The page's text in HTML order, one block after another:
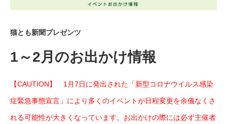
猫とも新聞プレゼンツ
1～2月のお出かけ情報
【CAUTION】 1月7日に発出された「新型コロナウイルス感染
症緊急事態宣言」により多くのイベントが日程変更を余儀なくさ
れる可能性が大きくなっています。お出かけの際には必ず主催者